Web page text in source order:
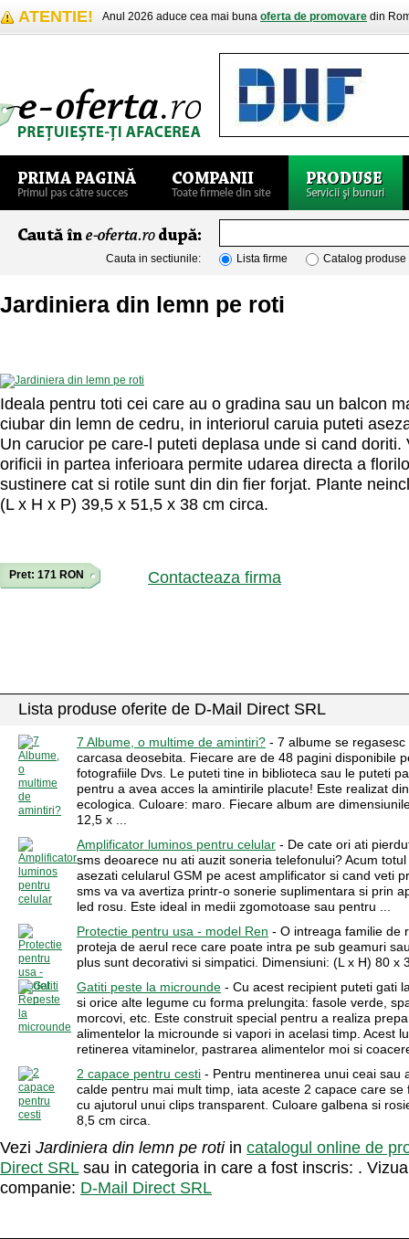
ATENTIE! Anul 2026 aduce cea mai buna oferta de promovare din
Cauta in sectiunile: Lista firme Catalog produse
Jardiniera din lemn pe roti
Ideala pentru toti cei care au o gradina sau un balcon
ciubar din lemn de cedru, in interiorul caruia puteti
Un carucior pe care-l puteti deplasa unde si cand doriti.
orificii in partea inferioara permite udarea directa a
sustinere cat si rotile sunt din din fier forjat. Plante
(L x H x P) 39,5 x 51,5 x 38 cm circa.
Pret: 171 RON Contacteaza firma
Lista produse oferite de D-Mail Direct SRL
7 Albume, o multime de amintiri? - 7 albume se regasesc
carcasa deosebita. Fiecare are de 48 pagini disponibile
fotografiile Dvs. Le puteti tine in biblioteca sau le puteti
pentru a avea acces la amintirile placute! Este realizat
ecologica. Culoare: maro. Fiecare album are
12,5 x ...
Amplificator luminos pentru celular - De cate ori ati
sms deoarece nu ati auzit soneria telefonului? Acum
asezati celularul GSM pe acest amplificator si cand veti
sms va va avertiza printr-o sonerie suplimentara si prin
led rosu. Este ideal in medii zgomotoase sau pentru ...
Protectie pentru usa - model Ren - O intreaga familie de
proteja de aerul rece care poate intra pe sub geamuri
plus sunt decorativi si simpatici. Dimensiuni: (L x H) 80 x
Gatiti peste la microunde - Cu acest recipient puteti gati
si orice alte legume cu forma prelungita: fasole verde,
morcovi, etc. Este construit special pentru a realiza
alimentelor la microunde si vapori in acelasi timp. Acest
retinerea vitaminelor, pastrarea alimentelor moi si
2 capace pentru cesti - Pentru mentinerea unui ceai sau
calde pentru mai mult timp, iata aceste 2 capace care se
cu ajutorul unui clips transparent. Culoare galbena si
8,5 cm circa.
Vezi Jardiniera din lemn pe rotiin catalogul online de
Direct SRLsau in categoria in care a fost inscris: .
companie: D-Mail Direct SRL